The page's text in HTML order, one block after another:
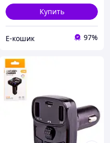
Купить
Е-кошик 97%